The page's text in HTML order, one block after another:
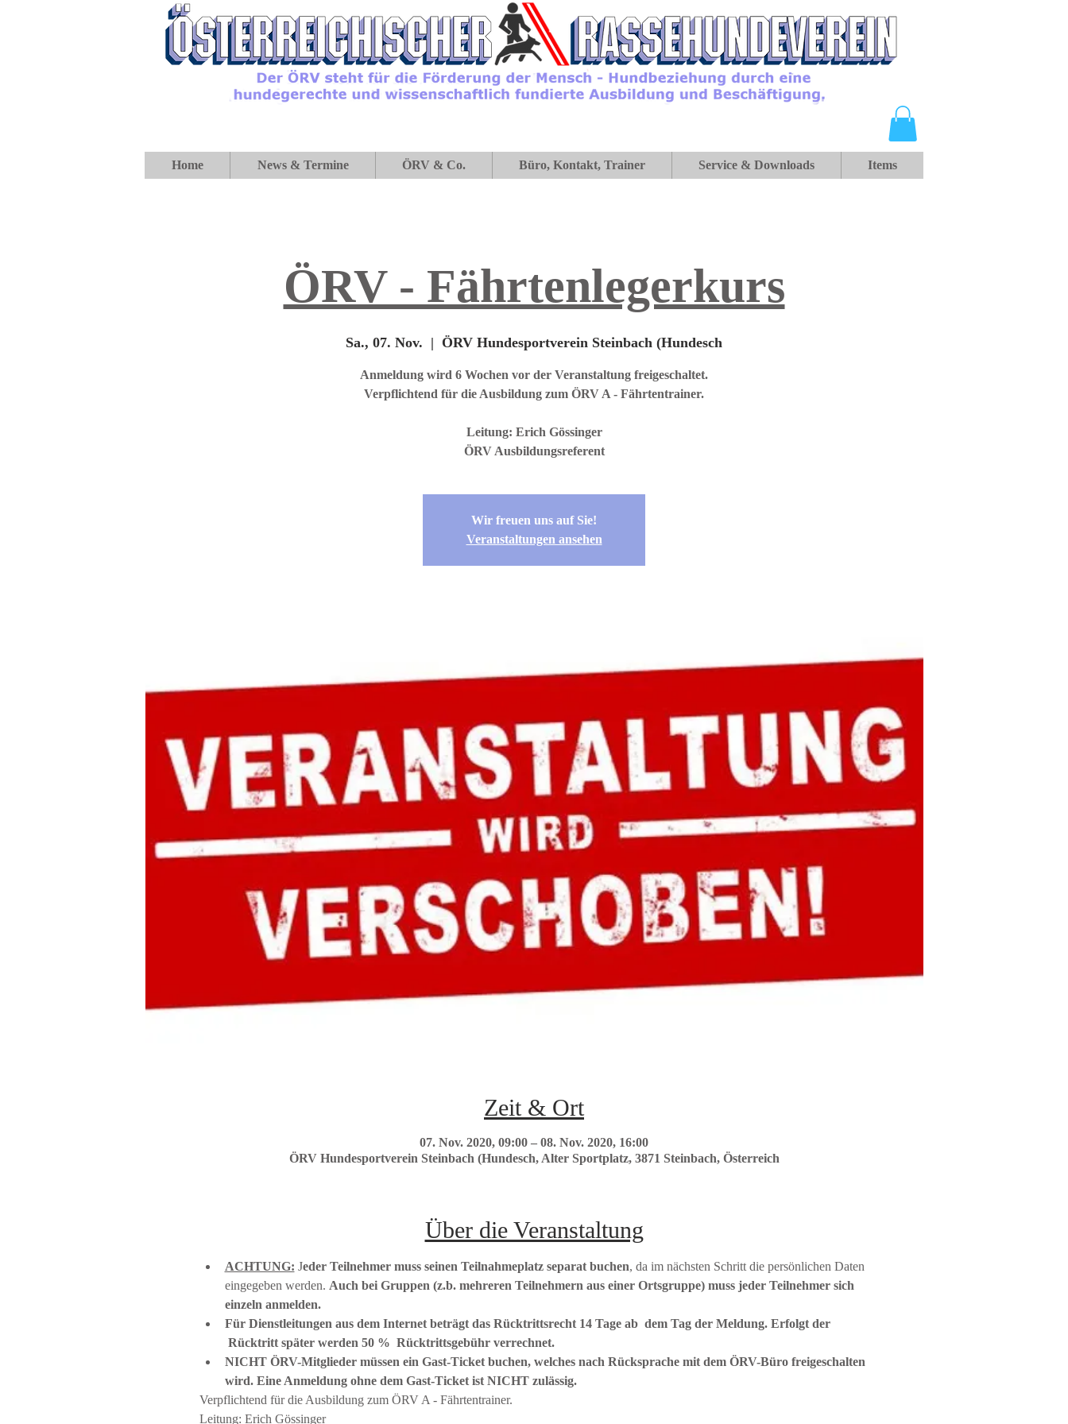
ÖRV - Fährtenlegerkurs
Sa., 07. Nov.
  |
ÖRV Hundesportverein Steinbach (Hundesch
Anmeldung wird 6 Wochen vor der Veranstaltung freigeschaltet.
Verpflichtend für die Ausbildung zum ÖRV A - Fährtentrainer.
Leitung: Erich Gössinger
ÖRV Ausbildungsreferent
Wir freuen uns auf Sie!
Veranstaltungen ansehen
Zeit & Ort
07. Nov. 2020, 09:00 – 08. Nov. 2020, 16:00
ÖRV Hundesportverein Steinbach (Hundesch, Alter Sportplatz, 3871 Steinbach, Österreich
Über die Veranstaltung
ACHTUNG: Jeder Teilnehmer muss seinen Teilnahmeplatz separat buchen, da im nächsten Schritt die persönlichen Daten
eingegeben werden. Auch bei Gruppen (z.b. mehreren Teilnehmern aus einer Ortsgruppe) muss jeder Teilnehmer sich
einzeln anmelden.
Für Dienstleitungen aus dem Internet beträgt das Rücktrittsrecht 14 Tage ab  dem Tag der Meldung. Erfolgt der
Rücktritt später werden 50 %  Rücktrittsgebühr verrechnet.
NICHT ÖRV-Mitglieder müssen ein Gast-Ticket buchen, welches nach Rücksprache mit dem ÖRV-Büro freigeschalten
wird. Eine Anmeldung ohne dem Gast-Ticket ist NICHT zulässig.
Verpflichtend für die Ausbildung zum ÖRV A - Fährtentrainer.
Leitung: Erich Gössinger
Home News & Termine ÖRV & Co. Büro, Kontakt, Trainer Service & Downloads Items